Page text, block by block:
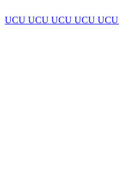
UCU UCU UCU UCU UCU